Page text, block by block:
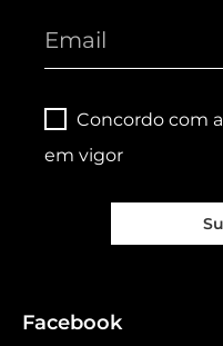
Concordo com a
em vigor
Facebook